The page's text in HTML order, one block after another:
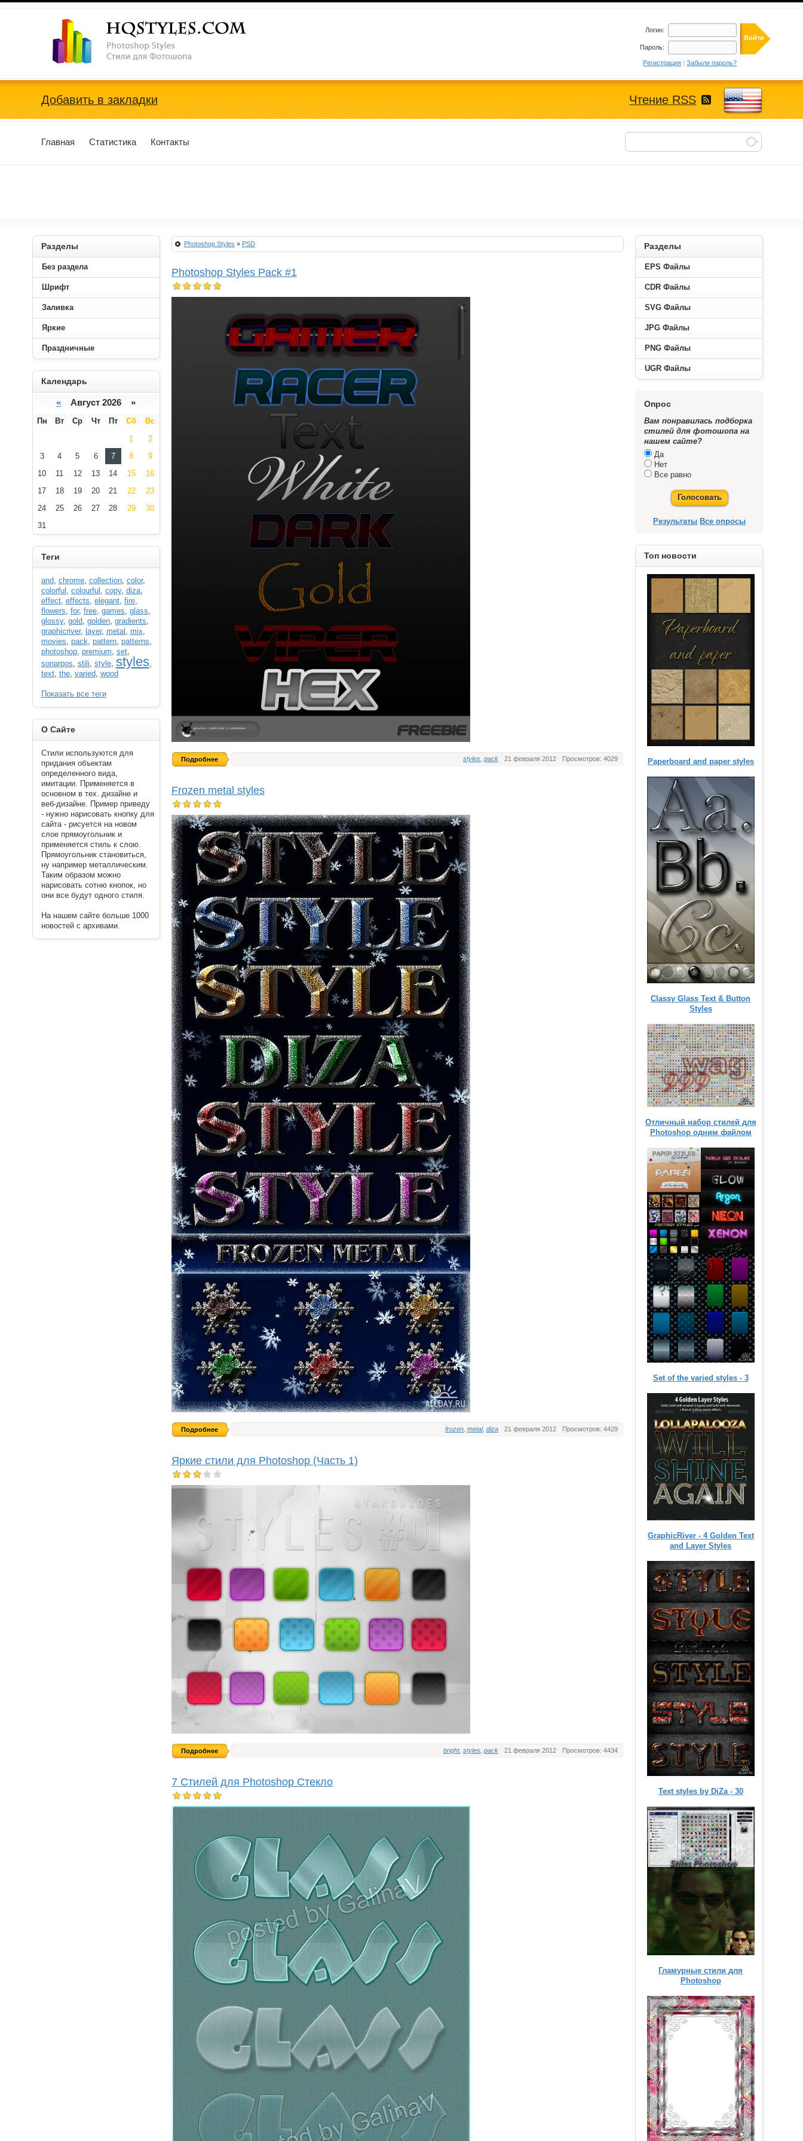
Photoshop Styles, Стили для Фотошопа
Логин:
Пароль:
Регистрация |Забыли пароль?
Добавить в закладки Чтение RSS
Главная Статистика Контакты
Photoshop Styles » PSD
Photoshop Styles Pack #1
styles, pack 21 февраля 2012 Просмотров: 4029
Подробнее
Frozen metal styles
frozen, metal, diza 21 февраля 2012 Просмотров: 4429
Подробнее
Яркие стили для Photoshop (Часть 1)
bright, styles, pack 21 февраля 2012 Просмотров: 4434
Подробнее
7 Стилей для Photoshop Стекло
Разделы
EPS Файлы
CDR Файлы
SVG Файлы
JPG Файлы
PNG Файлы
UGR Файлы
Опрос
Вам понравилась подборка
стилей для фотошопа на
нашем сайте?
Да
Нет
Все равно
Голосовать
Результаты Все опросы
Топ новости
Paperboard and paper styles
Classy Glass Text & Button
Styles
Отличный набор стилей для
Photoshop одним файлом
Set of the varied styles - 3
GraphicRiver - 4 Golden Text
and Layer Styles
Text styles by DiZa - 30
Гламурные стили для
Photoshop
Разделы
Без раздела
Шрифт
Заливка
Яркие
Праздничные
Календарь
« Август 2026 »
Пн Вт Ср Чт Пт Сб
Вс
1
2
3
4 5 6 7 8
9
10
11 12 13 14 15
16
17
18 19 20 21 22
23
24
25 26 27 28 29
30
31
Теги
and, chrome, collection, color,
colorful , colourful , copy, diza,
effect, effects, elegant, fire,
flowers, for, free, games, glass,
glossy, gold, golden, gradients,
graphicriver, layer, metal , mix,
movies, pack, pattern, patterns,
photoshop, premium, set,
sonarpos, stili, style, styles,
text, the, varied, wood
Показать все теги
О Сайте
Стили используются для
придания объектам
определенного вида,
имитации. Применяется в
основном в тех. дизайне и
веб-дизайне. Пример приведу
- нужно нарисовать кнопку для
сайта - рисуется на новом
слое прямоугольник и
применяется стиль к слою.
Прямоугольник становиться,
ну например металлическим.
Таким образом можно
нарисовать сотню кнопок, но
они все будут одного стиля.
На нашем сайте больше 1000
новостей с архивами.